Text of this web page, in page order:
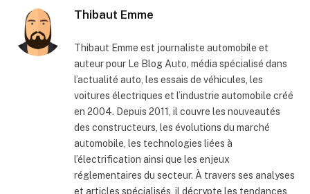
Thibaut Emme
Thibaut Emme est journaliste automobile et
auteur pour Le Blog Auto, média spécialisé dans
l’actualité auto, les essais de véhicules, les
voitures électriques et l’industrie automobile créé
en 2004. Depuis 2011, il couvre les nouveautés
des constructeurs, les évolutions du marché
automobile, les technologies liées à
l’électrification ainsi que les enjeux
réglementaires du secteur. À travers ses analyses
et articles spécialisés, il décrypte les tendances